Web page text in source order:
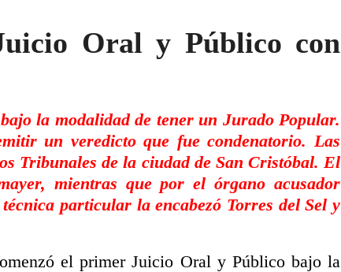
Oral y Público con
la modalidad de tener un Jurado Popular.
un veredicto que fue condenatorio. Las
Tribunales de la ciudad de San Cristóbal. El
mientras que por el órgano acusador
particular la encabezó Torres del Sel y
el primer Juicio Oral y Público bajo la